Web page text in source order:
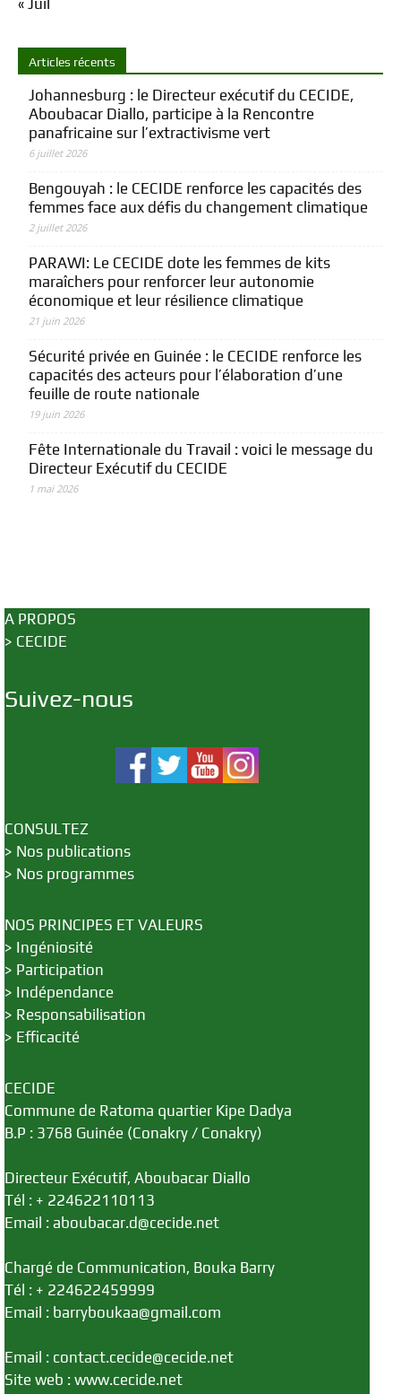
« Juil
Articles récents
Johannesburg : le Directeur exécutif du CECIDE,
Aboubacar Diallo, participe à la Rencontre
panafricaine sur l’extractivisme vert
6 juillet 2026
Bengouyah : le CECIDE renforce les capacités des
femmes face aux défis du changement climatique
2 juillet 2026
PARAWI: Le CECIDE dote les femmes de kits
maraîchers pour renforcer leur autonomie
économique et leur résilience climatique
21 juin 2026
Sécurité privée en Guinée : le CECIDE renforce les
capacités des acteurs pour l’élaboration d’une
feuille de route nationale
19 juin 2026
Fête Internationale du Travail : voici le message du
Directeur Exécutif du CECIDE
1 mai 2026
A PROPOS
> CECIDE
Suivez-nous
CONSULTEZ
> Nos publications
> Nos programmes
NOS PRINCIPES ET VALEURS
> Ingéniosité
> Participation
> Indépendance
> Responsabilisation
> Efficacité
CECIDE
Commune de Ratoma quartier Kipe Dadya
B.P : 3768 Guinée (Conakry / Conakry)
Directeur Exécutif, Aboubacar Diallo
Tél : + 224622110113
Email : aboubacar.d@cecide.net
Chargé de Communication, Bouka Barry
Tél : + 224622459999
Email : barryboukaa@gmail.com
Email : contact.cecide@cecide.net
Site web : www.cecide.net